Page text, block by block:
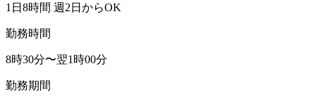
1日8時間 週2日からOK
勤務時間
8時30分〜翌1時00分
勤務期間